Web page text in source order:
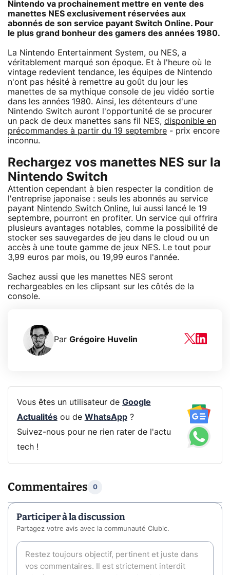
Nintendo va prochainement mettre en vente des
manettes NES exclusivement réservées aux
abonnés de son service payant Switch Online. Pour
le plus grand bonheur des gamers des années 1980.
La Nintendo Entertainment System, ou NES, a
véritablement marqué son époque. Et à l'heure où le
vintage redevient tendance, les équipes de Nintendo
n'ont pas hésité à remettre au goût du jour les
manettes de sa mythique console de jeu vidéo sortie
dans les années 1980. Ainsi, les détenteurs d'une
Nintendo Switch auront l'opportunité de se procurer
un pack de deux manettes sans fil NES, disponible en
précommandes à partir du 19 septembre - prix encore
inconnu.
Rechargez vos manettes NES sur la
Nintendo Switch
Attention cependant à bien respecter la condition de
l'entreprise japonaise : seuls les abonnés au service
payant Nintendo Switch Online, lui aussi lancé le 19
septembre, pourront en profiter. Un service qui offrira
plusieurs avantages notables, comme la possibilité de
stocker ses sauvegardes de jeu dans le cloud ou un
accès à une toute gamme de jeux NES. Le tout pour
3,99 euros par mois, ou 19,99 euros l'année.
Sachez aussi que les manettes NES seront
rechargeables en les clipsant sur les côtés de la
console.
Par Grégoire Huvelin
Vous êtes un utilisateur de Google
Actualitésou de WhatsApp?
Suivez-nous pour ne rien rater de l'actu
tech !
Commentaires 0
Participer à la discussion
Partagez votre avis avec la communauté Clubic.